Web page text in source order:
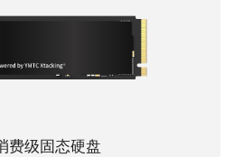
费级固态硬盘